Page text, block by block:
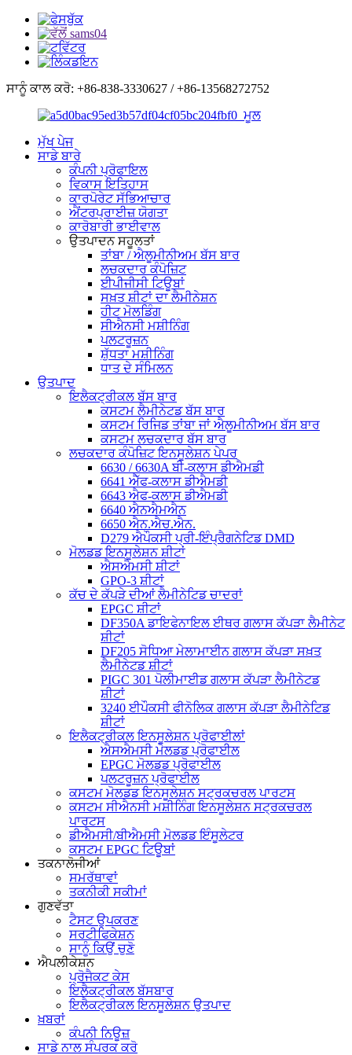
ਸਾਨੂੰ ਕਾਲ ਕਰੋ: +86-838-3330627 / +86-13568272752
ਮੁੱਖ ਪੇਜ
ਸਾਡੇ ਬਾਰੇ
ਕੰਪਨੀ ਪ੍ਰੋਫਾਇਲ
ਵਿਕਾਸ ਇਤਿਹਾਸ
ਕਾਰਪੋਰੇਟ ਸੱਭਿਆਚਾਰ
ਐਂਟਰਪ੍ਰਾਈਜ਼ ਯੋਗਤਾ
ਕਾਰੋਬਾਰੀ ਭਾਈਵਾਲ
ਉਤਪਾਦਨ ਸਹੂਲਤਾਂ
ਤਾਂਬਾ / ਐਲੂਮੀਨੀਅਮ ਬੱਸ ਬਾਰ
ਲਚਕਦਾਰ ਕੰਪੋਜ਼ਿਟ
ਈਪੀਜੀਸੀ ਟਿਊਬਾਂ
ਸਖ਼ਤ ਸ਼ੀਟਾਂ ਦਾ ਲੈਮੀਨੇਸ਼ਨ
ਹੀਟ ਮੋਲਡਿੰਗ
ਸੀਐਨਸੀ ਮਸ਼ੀਨਿੰਗ
ਪਲਟਰੂਜ਼ਨ
ਸ਼ੁੱਧਤਾ ਮਸ਼ੀਨਿੰਗ
ਧਾਤ ਦੇ ਸੰਮਿਲਨ
ਉਤਪਾਦ
ਇਲੈਕਟ੍ਰੀਕਲ ਬੱਸ ਬਾਰ
ਕਸਟਮ ਲੈਮੀਨੇਟਡ ਬੱਸ ਬਾਰ
ਕਸਟਮ ਰਿਜਿਡ ਤਾਂਬਾ ਜਾਂ ਐਲੂਮੀਨੀਅਮ ਬੱਸ ਬਾਰ
ਕਸਟਮ ਲਚਕਦਾਰ ਬੱਸ ਬਾਰ
ਲਚਕਦਾਰ ਕੰਪੋਜ਼ਿਟ ਇਨਸੂਲੇਸ਼ਨ ਪੇਪਰ
6630 / 6630A ਬੀ-ਕਲਾਸ ਡੀਐਮਡੀ
6641 ਐੱਫ-ਕਲਾਸ ਡੀਐਮਡੀ
6643 ਐਫ-ਕਲਾਸ ਡੀਐਮਡੀ
6640 ਐਨਐਮਐਨ
6650 ਐਨ.ਐਚ.ਐਨ.
D279 ਐਪੌਕਸੀ ਪ੍ਰੀ-ਇੰਪ੍ਰੈਗਨੇਟਿਡ DMD
ਮੋਲਡਡ ਇਨਸੂਲੇਸ਼ਨ ਸ਼ੀਟਾਂ
ਐਸਐਮਸੀ ਸ਼ੀਟਾਂ
GPO-3 ਸ਼ੀਟਾਂ
ਕੱਚ ਦੇ ਕੱਪੜੇ ਦੀਆਂ ਲੈਮੀਨੇਟਿਡ ਚਾਦਰਾਂ
EPGC ਸ਼ੀਟਾਂ
DF350A ਡਾਇਫੇਨਾਇਲ ਈਥਰ ਗਲਾਸ ਕੱਪੜਾ ਲੈਮੀਨੇਟ
ਸ਼ੀਟਾਂ
DF205 ਸੋਧਿਆ ਮੇਲਾਮਾਈਨ ਗਲਾਸ ਕੱਪੜਾ ਸਖ਼ਤ
ਲੈਮੀਨੇਟਡ ਸ਼ੀਟਾਂ
PIGC 301 ਪੋਲੀਮਾਈਡ ਗਲਾਸ ਕੱਪੜਾ ਲੈਮੀਨੇਟਡ
ਸ਼ੀਟਾਂ
3240 ਈਪੌਕਸੀ ਫੀਨੋਲਿਕ ਗਲਾਸ ਕੱਪੜਾ ਲੈਮੀਨੇਟਿਡ
ਸ਼ੀਟਾਂ
ਇਲੈਕਟ੍ਰੀਕਲ ਇਨਸੂਲੇਸ਼ਨ ਪ੍ਰੋਫਾਈਲਾਂ
ਐਸਐਮਸੀ ਮੋਲਡਡ ਪ੍ਰੋਫਾਈਲ
EPGC ਮੋਲਡਡ ਪ੍ਰੋਫਾਈਲ
ਪਲਟਰੂਜ਼ਨ ਪ੍ਰੋਫਾਈਲ
ਕਸਟਮ ਮੋਲਡਡ ਇਨਸੂਲੇਸ਼ਨ ਸਟ੍ਰਕਚਰਲ ਪਾਰਟਸ
ਕਸਟਮ ਸੀਐਨਸੀ ਮਸ਼ੀਨਿੰਗ ਇਨਸੂਲੇਸ਼ਨ ਸਟ੍ਰਕਚਰਲ
ਪਾਰਟਸ
ਡੀਐਮਸੀ/ਬੀਐਮਸੀ ਮੋਲਡਡ ਇੰਸੂਲੇਟਰ
ਕਸਟਮ EPGC ਟਿਊਬਾਂ
ਤਕਨਾਲੋਜੀਆਂ
ਸਮਰੱਥਾਵਾਂ
ਤਕਨੀਕੀ ਸਕੀਮਾਂ
ਗੁਣਵੱਤਾ
ਟੈਸਟ ਉਪਕਰਣ
ਸਰਟੀਫਿਕੇਸ਼ਨ
ਸਾਨੂੰ ਕਿਉਂ ਚੁਣੋ
ਐਪਲੀਕੇਸ਼ਨ
ਪ੍ਰੋਜੈਕਟ ਕੇਸ
ਇਲੈਕਟ੍ਰੀਕਲ ਬੱਸਬਾਰ
ਇਲੈਕਟ੍ਰੀਕਲ ਇਨਸੂਲੇਸ਼ਨ ਉਤਪਾਦ
ਖ਼ਬਰਾਂ
ਕੰਪਨੀ ਨਿਊਜ਼
ਸਾਡੇ ਨਾਲ ਸੰਪਰਕ ਕਰੋ